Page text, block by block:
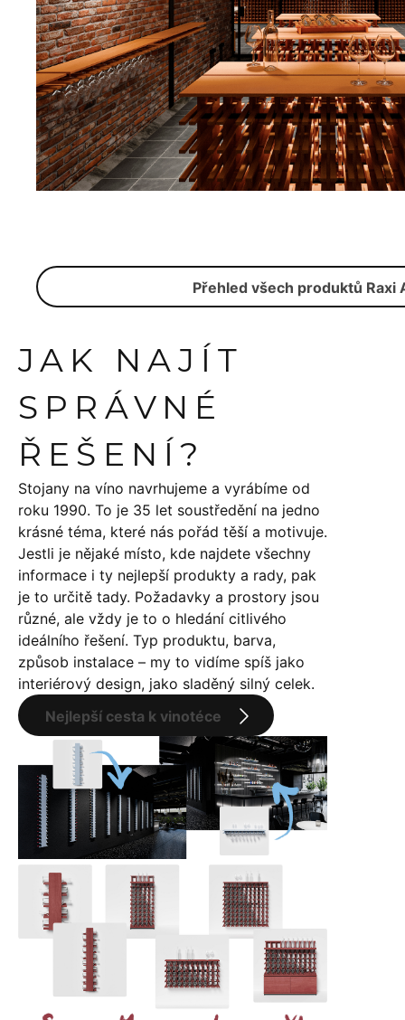
Přehled všech produktů Raxi
JAK NAJÍT
SPRÁVNÉ
ŘEŠENÍ?
Stojany na víno navrhujeme a vyrábíme od
roku 1990. To je 35 let soustředění na jedno
krásné téma, které nás pořád těší a motivuje.
Jestli je nějaké místo, kde najdete všechny
informace i ty nejlepší produkty a rady, pak
je to určitě tady. Požadavky a prostory jsou
různé, ale vždy je to o hledání citlivého
ideálního řešení. Typ produktu, barva,
způsob instalace – my to vidíme spíš jako
interiérový design, jako sladěný silný celek.
Nejlepší cesta k vinotéce